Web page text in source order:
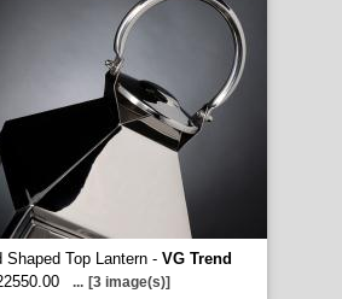
Shaped Top Lantern - VG Trend
... [3 image(s)]